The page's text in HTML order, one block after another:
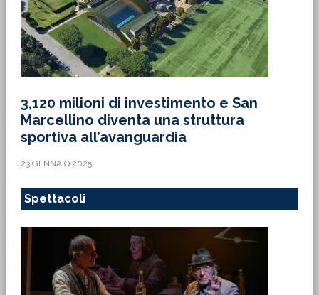
3,120 milioni di investimento e San
Marcellino diventa una struttura
sportiva all’avanguardia
23 GENNAIO 2025
Spettacoli